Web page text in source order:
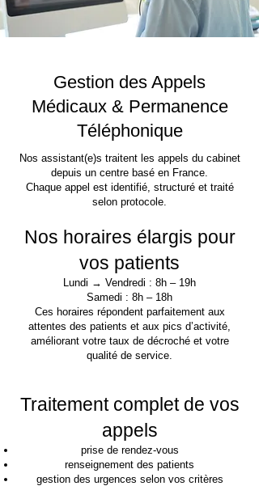
Gestion des Appels
Médicaux & Permanence
Téléphonique
Nos assistant(e)s traitent les appels du cabinet
depuis un centre basé en France.
Chaque appel est identifié, structuré et traité
selon protocole.
Nos horaires élargis pour
vos patients
Lundi → Vendredi : 8h – 19h
Samedi : 8h – 18h
Ces horaires répondent parfaitement aux
attentes des patients et aux pics d’activité,
améliorant votre taux de décroché et votre
qualité de service.
Traitement complet de vos
appels
prise de rendez-vous
renseignement des patients
gestion des urgences selon vos critères